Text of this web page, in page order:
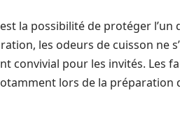
la possibilité de protéger l’un
les odeurs de cuisson ne
convivial pour les invités. Les
lors de la préparation